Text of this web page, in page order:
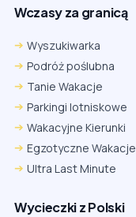
Wczasy za granicą
Wyszukiwarka
Podróż poślubna
Tanie Wakacje
Parkingi lotniskowe
Wakacyjne Kierunki
Egzotyczne Wakacje
Ultra Last Minute
Wycieczki z Polski